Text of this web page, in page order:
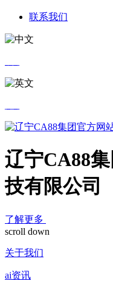
联系我们
辽宁CA88
技有限公司
了解更多
scroll down
关于我们
ai资讯